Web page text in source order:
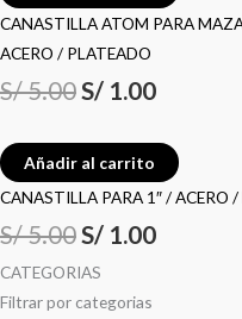
CANASTILLA ATOM PARA
ACERO / PLATEADO
S/5.00S/ 1.00
Añadir al carrito
CANASTILLA PARA 1″ / ACERO /
S/5.00S/ 1.00
CATEGORIAS
Filtrar por categorias